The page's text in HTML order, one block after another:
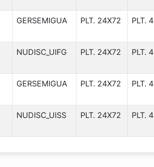
GERSEMIGUA PLT. 24X72 PLT. 4
NUDISC_UIFG PLT. 24X72 PLT. 4
GERSEMIGUA PLT. 24X72 PLT. 4
NUDISC_UISS PLT. 24X72 PLT. 4